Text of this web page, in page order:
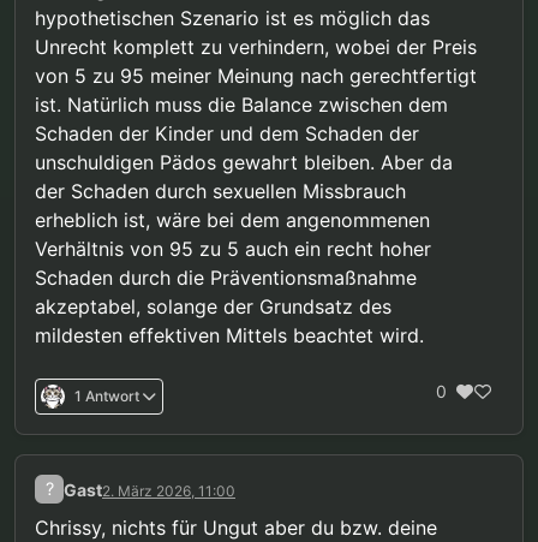
hypothetischen Szenario ist es möglich das
Unrecht komplett zu verhindern, wobei der Preis
von 5 zu 95 meiner Meinung nach gerechtfertigt
ist. Natürlich muss die Balance zwischen dem
Schaden der Kinder und dem Schaden der
unschuldigen Pädos gewahrt bleiben. Aber da
der Schaden durch sexuellen Missbrauch
erheblich ist, wäre bei dem angenommenen
Verhältnis von 95 zu 5 auch ein recht hoher
Schaden durch die Präventionsmaßnahme
akzeptabel, solange der Grundsatz des
mildesten effektiven Mittels beachtet wird.
1 Antwort 0
? Gast2. März 2026, 11:00
Chrissy, nichts für Ungut aber du bzw. deine